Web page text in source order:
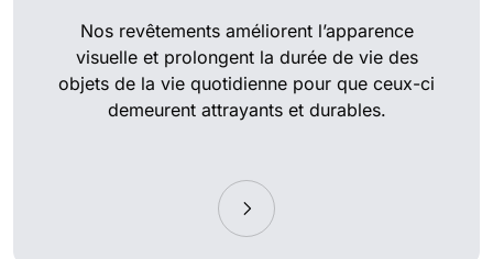
Nos revêtements améliorent l’apparence
visuelle et prolongent la durée de vie des
objets de la vie quotidienne pour que ceux-ci
demeurent attrayants et durables.